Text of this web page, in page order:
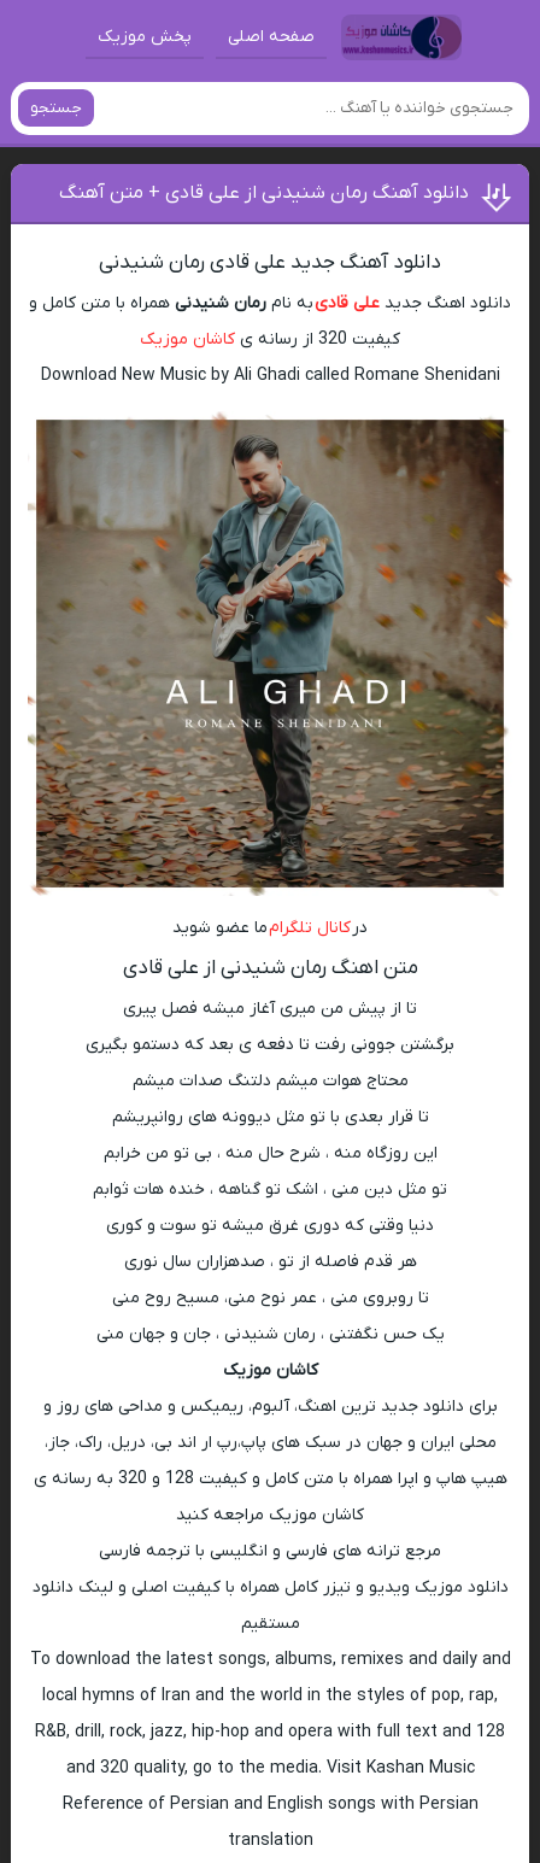
صفحه اصلی پخش موزیک
جستجو
دانلود آهنگ رمان شنیدنی از علی قادی + متن آهنگ
دانلود آهنگ جدید علی قادی رمان شنیدنی
دانلود اهنگ جدید علی قادیبه نام رمان شنیدنی همراه با متن کامل و
کیفیت 320 از رسانه ی
کاشان موزیک
Download New Music by Ali Ghadi called Romane Shenidani
در کانال تلگرامما عضو شوید
متن اهنگ رمان شنیدنی از علی قادی
تا از پیش من میری آغاز میشه فصل پیری
برگشتن جوونی رفت تا دفعه ی بعد که دستمو بگیری
محتاج هوات میشم دلتنگ صدات میشم
تا قرار بعدی با تو مثل دیوونه های روانپریشم
این روزگاه منه ، شرح حال منه ، بی تو من خرابم
تو مثل دین منی ، اشک تو گناهه ، خنده هات ثوابم
دنیا وقتی که دوری غرق میشه تو سوت و کوری
هر قدم فاصله از تو ، صدهزاران سال نوری
تا روبروی منی ، عمر نوح منی، مسیح روح منی
یک حس نگفتنی ، رمان شنیدنی ، جان و جهان منی
کاشان موزیک
برای دانلود جدید ترین اهنگ، آلبوم، ریمیکس و مداحی های روز و
محلی ایران و جهان در سبک های پاپ،رپ ار اند بی، دریل، راک، جاز،
هیپ هاپ و اپرا همراه با متن کامل و کیفیت 128 و 320 به رسانه ی
کاشان موزیک مراجعه کنید
مرجع ترانه های فارسی و انگلیسی با ترجمه فارسی
دانلود موزیک ویدیو و تیزر کامل همراه با کیفیت اصلی و لینک دانلود
مستقیم
To download the latest songs, albums, remixes and daily and
local hymns of Iran and the world in the styles of pop, rap,
R&B, drill, rock, jazz, hip-hop and opera with full text and 128
and 320 quality, go to the media. Visit Kashan Music
Reference of Persian and English songs with Persian
translation